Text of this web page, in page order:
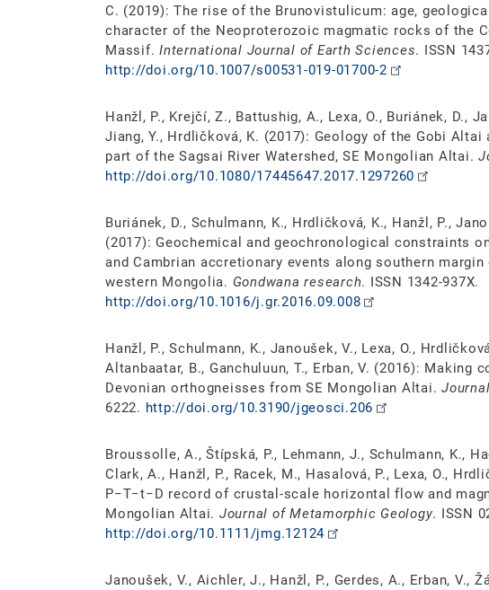
C. (2019): The rise of the Brunovistulicum: age,
character of the Neoproterozoic magmatic rocks of the
Massif. International Journal of Earth Sciences. ISSN
http://doi.org/10.1007/s00531-019-01700-2
Hanžl, P., Krejčí, Z., Battushig, A., Lexa, O., Buriánek, D.,
Jiang, Y., Hrdličková, K. (2017): Geology of the Gobi Altai
part of the Sagsai River Watershed, SE Mongolian Altai.
http://doi.org/10.1080/17445647.2017.1297260
Buriánek, D., Schulmann, K., Hrdličková, K., Hanžl, P.,
(2017): Geochemical and geochronological constraints
and Cambrian accretionary events along southern
western Mongolia. Gondwana research. ISSN 1342-937X.
http://doi.org/10.1016/j.gr.2016.09.008
Hanžl, P., Schulmann, K., Janoušek, V., Lexa, O.,
Altanbaatar, B., Ganchuluun, T., Erban, V. (2016):
Devonian orthogneisses from SE Mongolian Altai.
6222. http://doi.org/10.3190/jgeosci.206
Broussolle, A., Štípská, P., Lehmann, J., Schulmann, K.,
Clark, A., Hanžl, P., Racek, M., Hasalová, P., Lexa, O.,
P−T−t−D record of crustal-scale horizontal flow and
Mongolian Altai. Journal of Metamorphic Geology. ISSN
http://doi.org/10.1111/jmg.12124
Janoušek, V., Aichler, J., Hanžl, P., Gerdes, A., Erban, V.,